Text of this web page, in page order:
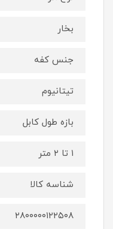
بخار
جنس کفه
تیتانیوم
بازه طول کابل
۱ تا ۲ متر
شناسه کالا
۲۸۰۰۰۰۰۱۲۲۵۰۸